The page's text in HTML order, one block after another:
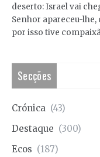
deserto: Israel vai
Senhor apareceu-
por isso tive
Secções
Crónica (43)
Destaque (300)
Ecos (187)